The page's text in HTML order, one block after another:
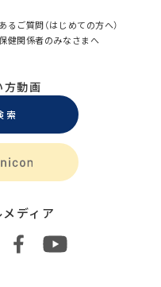
るご質問（はじめての方へ）
健関係者のみなさまへ
方動画
索
ディア